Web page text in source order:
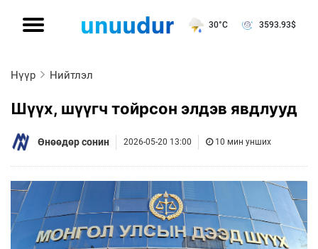
30°C 3593.93$
Нүүр Нийтлэл
Шүүх, шүүгч тойрсон элдэв явдлууд
Өнөөдөр сонин 2026-05-20 13:00 10 мин унших